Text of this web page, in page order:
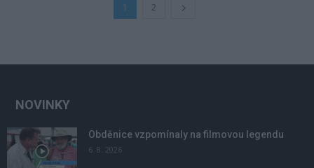
1 2
NOVINKY
Obděnice vzpomínaly na filmovou legendu
6. 8. 2026